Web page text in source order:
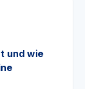
und wie